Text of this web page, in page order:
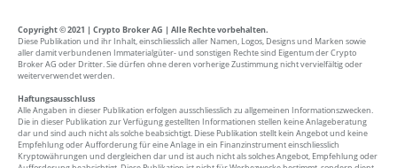
Copyright © 2021 | Crypto Broker AG | Alle Rechte vorbehalten.
Diese Publikation und ihr Inhalt, einschliesslich aller Namen, Logos, Designs und Marken sowie
aller damit verbundenen Immaterialgüter- und sonstigen Rechte sind Eigentum der Crypto
Broker AG oder Dritter. Sie dürfen ohne deren vorherige Zustimmung nicht vervielfältig oder
weiterverwendet werden.
Haftungsausschluss
Alle Angaben in dieser Publikation erfolgen ausschliesslich zu allgemeinen Informationszwecken.
Die in dieser Publikation zur Verfügung gestellten Informationen stellen keine Anlageberatung
dar und sind auch nicht als solche beabsichtigt. Diese Publikation stellt kein Angebot und keine
Empfehlung oder Aufforderung für eine Anlage in ein Finanzinstrument einschliesslich
Kryptowährungen und dergleichen dar und ist auch nicht als solches Angebot, Empfehlung oder